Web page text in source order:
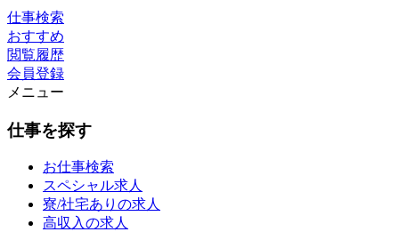
仕事検索
おすすめ
閲覧履歴
会員登録
メニュー
仕事を探す
お仕事検索
スペシャル求人
寮/社宅ありの求人
高収入の求人